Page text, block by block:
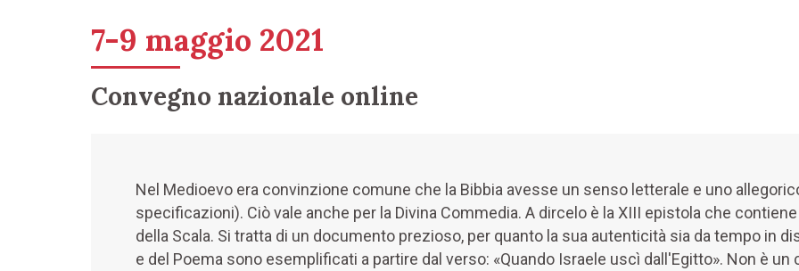
7-9 maggio 2021
Convegno nazionale online
Nel Medioevo era convinzione comune che la Bibbia avesse un senso letterale e uno
specificazioni). Ciò vale anche per la Divina Commedia. A dircelo è la XIII epistola che
della Scala. Si tratta di un documento prezioso, per quanto la sua autenticità sia da tempo in
e del Poema sono esemplificati a partire dal verso: «Quando Israele uscì dall'Egitto». Non è